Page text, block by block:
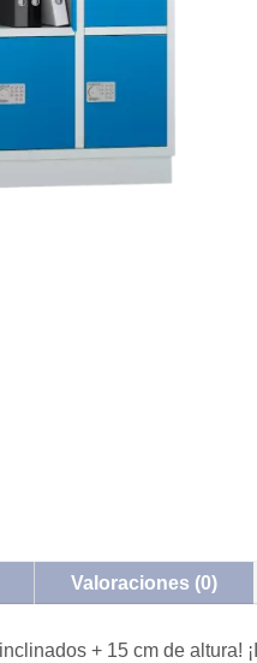
Valoraciones (0)
+ 15 cm de altura!